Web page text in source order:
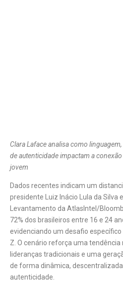
Clara Laface analisa como
de autenticidade impactam a
jovem
Dados recentes indicam um
presidente Luiz Inácio Lula da Silva
Levantamento da AtlasIntel/
72% dos brasileiros entre 16 e 24
evidenciando um desafio
Z. O cenário reforça uma
lideranças tradicionais e uma
de forma dinâmica,
autenticidade.